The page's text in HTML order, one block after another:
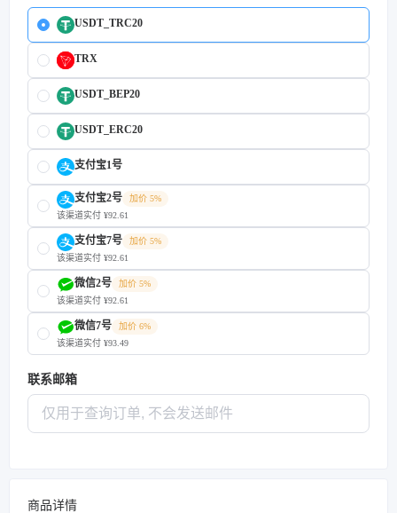
USDT_TRC20
TRX
USDT_BEP20
USDT_ERC20
支付宝1号
支付宝2号
加价 5%
该渠道实付 ¥92.61
支付宝7号
加价 5%
该渠道实付 ¥92.61
微信2号
加价 5%
该渠道实付 ¥92.61
微信7号
加价 6%
该渠道实付 ¥93.49
联系邮箱
商品详情